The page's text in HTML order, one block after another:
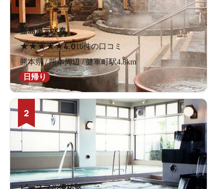
嘉島湯元水春
★★★★★4.016件の口コミ
熊本県 / 熊本周辺 / 健軍町駅4.8km
日帰り
2